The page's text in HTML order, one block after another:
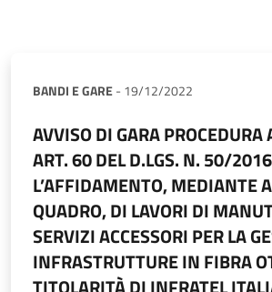
BANDI E GARE- 19/12/2022
AVVISO DI GARA PROCEDURA
ART. 60 DEL D.LGS. N. 50/
L’AFFIDAMENTO, MEDIANTE
QUADRO, DI LAVORI DI
SERVIZI ACCESSORI PER LA
INFRASTRUTTURE IN FIBRA